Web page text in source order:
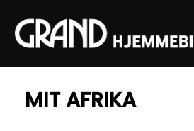
Accessibility Links
MIT AFRIKA